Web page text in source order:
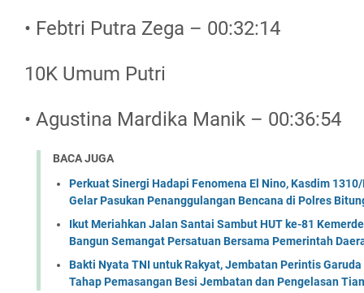
• Febtri Putra Zega – 00:32:14
10K Umum Putri
• Agustina Mardika Manik – 00:36:54
BACA JUGA
Perkuat Sinergi Hadapi Fenomena El Nino, Kasdim
Gelar Pasukan Penanggulangan Bencana di Polres
Ikut Meriahkan Jalan Santai Sambut HUT ke-81
Bangun Semangat Persatuan Bersama Pemerintah
Bakti Nyata TNI untuk Rakyat, Jembatan Perintis
Tahap Pemasangan Besi Jembatan dan Pengelasan